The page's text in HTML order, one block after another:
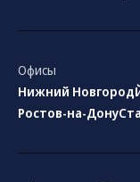
Офисы
Нижний Новгород
Ростов-на-Дону